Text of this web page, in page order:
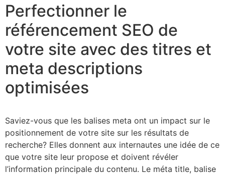
Perfectionner le
référencement SEO de
votre site avec des titres et
meta descriptions
optimisées
Saviez-vous que les balises meta ont un impact sur le
positionnement de votre site sur les résultats de
recherche? Elles donnent aux internautes une idée de ce
que votre site leur propose et doivent révéler
l’information principale du contenu. Le méta title, balise